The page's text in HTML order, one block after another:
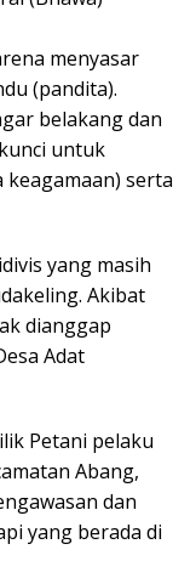
menyasar
(pandita).
belakang dan
untuk
serta
yang masih
Akibat
dianggap
Adat
Petani pelaku
Abang,
dan
yang berada di